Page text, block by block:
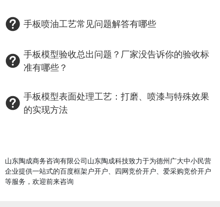
手板喷油工艺常见问题解答有哪些
手板模型验收总出问题？厂家没告诉你的验收标
准有哪些？
手板模型表面处理工艺：打磨、喷漆与特殊效果
的实现方法
山东陶成商务咨询有限公司山东陶成科技致力于为德州广大中小民营
企业提供一站式的百度框架户开户、四网竞价开户、爱采购竞价开户
等服务，欢迎前来咨询